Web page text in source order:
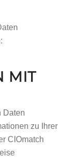
MIT
Daten
zu Ihrer
CIOmatch